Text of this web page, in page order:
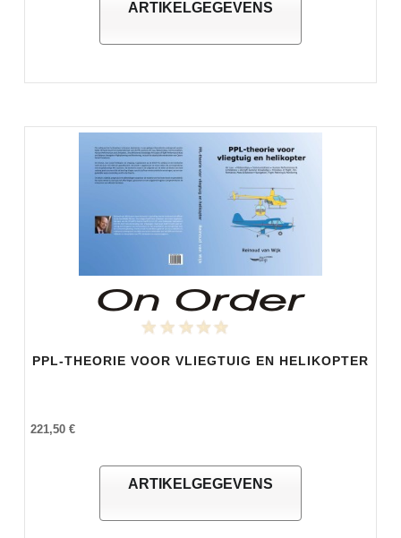
ARTIKELGEGEVENS
PPL-THEORIE VOOR VLIEGTUIG EN HELIKOPTER
221,50 €
ARTIKELGEGEVENS